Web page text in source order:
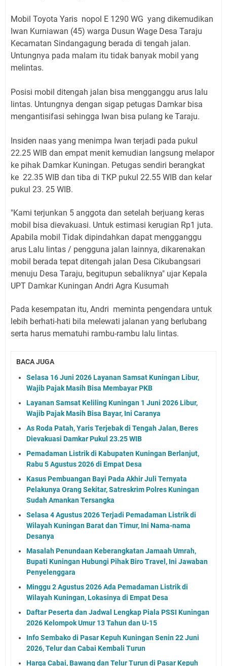
Mobil Toyota Yaris nopol E 1290 WG yang dikemudikan
Iwan Kurniawan (45) warga Dusun Wage Desa Taraju
Kecamatan Sindangagung berada di tengah jalan.
Untungnya pada malam itu tidak banyak mobil yang
melintas.
Posisi mobil ditengah jalan bisa mengganggu arus lalu
lintas. Untungnya dengan sigap petugas Damkar bisa
mengantisifasi sehingga Iwan bisa pulang ke Taraju.
Insiden naas yang menimpa Iwan terjadi pada pukul
22.25 WIB dan empat menit kemudian langsung melapor
ke pihak Damkar Kuningan. Petugas sendiri berangkat
ke 22.35 WIB dan tiba di TKP pukul 22.55 WIB dan kelar
pukul 23. 25 WIB.
"Kami terjunkan 5 anggota dan setelah berjuang keras
mobil bisa dievakuasi. Untuk estimasi kerugian Rp1 juta.
Apabila mobil Tidak dipindahkan dapat mengganggu
arus Lalu lintas / pengguna jalan lainnya, dikarenakan
mobil berada tepat ditengah jalan Desa Cikubangsari
menuju Desa Taraju, begitupun sebaliknya" ujar Kepala
UPT Damkar Kuningan Andri Agra Kusumah
Pada kesempatan itu, Andri meminta pengendara untuk
lebih berhati-hati bila melewati jalanan yang berlubang
serta harus mematuhi rambu-rambu lalu lintas.
BACA JUGA
Selasa 16 Juni 2026 Layanan Samsat Kuningan Libur,
Wajib Pajak Masih Bisa Membayar PKB
Layanan Samsat Keliling Kuningan 1 Juni 2026 Libur,
Wajib Pajak Masih Bisa Bayar, Ini Caranya
As Roda Patah, Yaris Terjebak di Tengah Jalan, Beres
Dievakuasi Damkar Pukul 23.25 WIB
Pemadaman Listrik di Kabupaten Kuningan Berlanjut,
Rabu 5 Agustus 2026 di Empat Desa
Kasus Pembuangan Bayi Pada Akhir Juli Ternyata
Pelakunya Orang Sekitar, Satreskrim Polres Kuningan
Sudah Amankan Tersangka
Selasa 4 Agustus 2026 Terjadi Pemadaman Listrik di
Wilayah Kuningan Barat dan Timur, Ini Nama-nama
Desanya
Masalah Penundaan Keberangkatan Jamaah Umrah,
Bupati Kuningan Hubungi Pihak Biro Travel, Ini Jawaban
Penyelenggara
Minggu 2 Agustus 2026 Ada Pemadaman Listrik di
Wilayah Kuningan, Lokasinya di Empat Desa
Daftar Peserta dan Jadwal Lengkap Piala PSSI Kuningan
2026 Kelompok Umur 13 Tahun dan U-15
Info Sembako di Pasar Kepuh Kuningan Senin 22 Juni
2026, Telur dan Cabai Kembali Turun
Harga Cabai, Bawang dan Telur Turun di Pasar Kepuh